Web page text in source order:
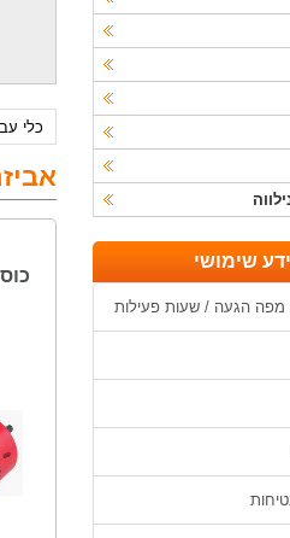
כלי
שימושי
מפה הגעה / שעות פעילות